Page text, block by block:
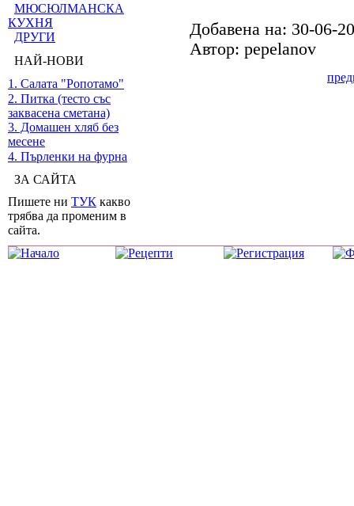
МЮСЮЛМАНСКА
КУХНЯ
ДРУГИ
НАЙ-НОВИ
1. Салата "Ропотамо"
2. Питка (тесто със
заквасена сметана)
3. Домашен хляб без
месене
4. Пърленки на фурна
ЗА САЙТА
Пишете ни ТУК какво
трябва да променим в
сайта.
Добавена на: 30-06-
Автор: pepelanov